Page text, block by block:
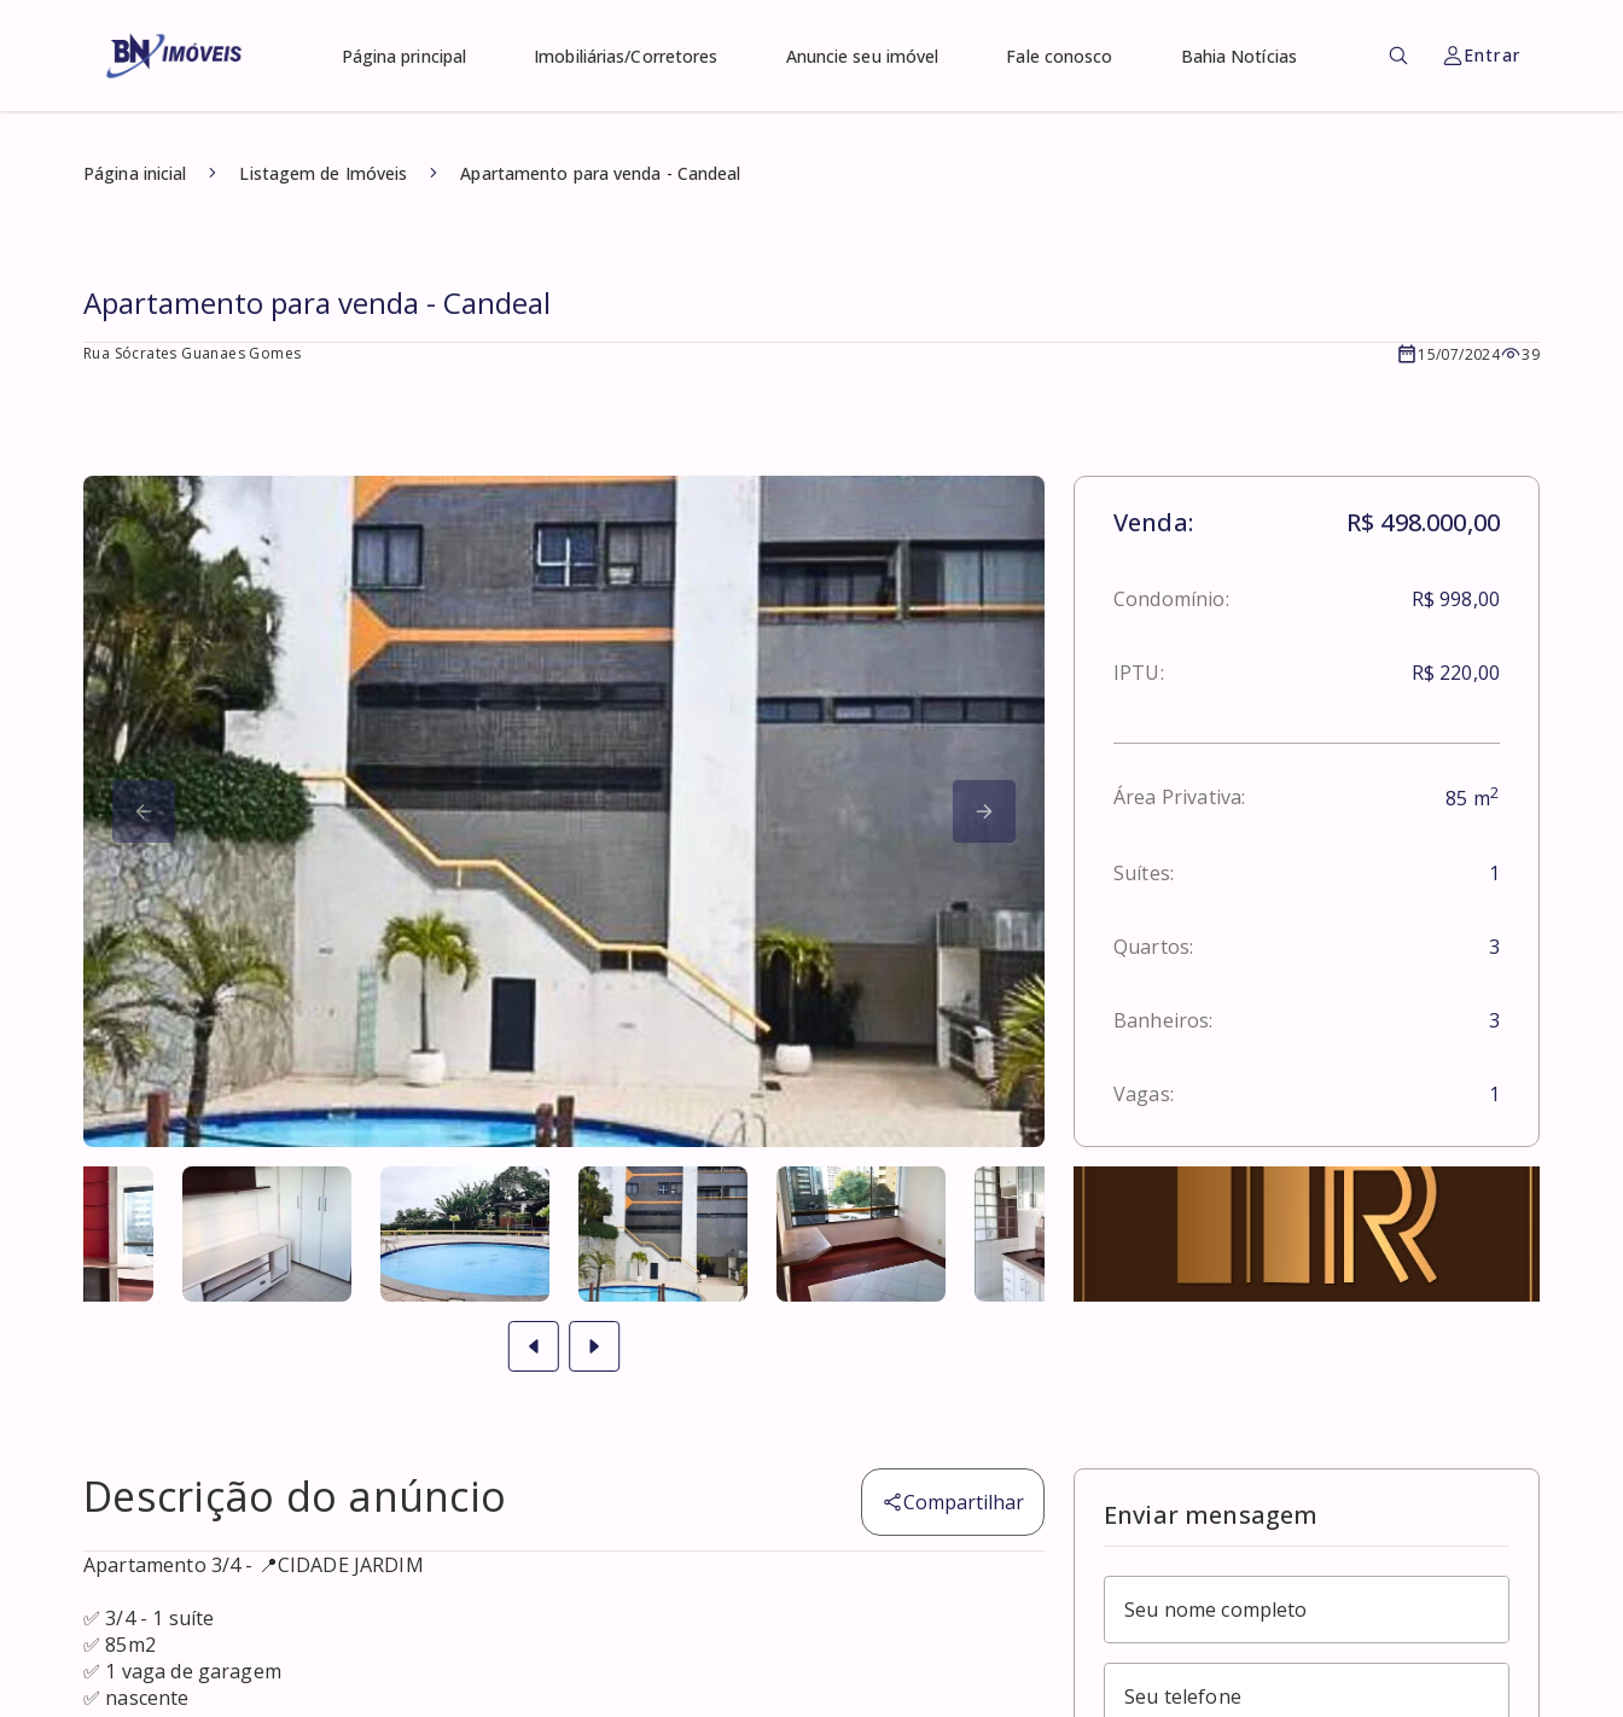
Página principal Imobiliárias/Corretores Anuncie seu imóvel Fale conosco Bahia Notícias Entrar
Página inicial Listagem de Imóveis Apartamento para venda - Candeal
Apartamento para venda - Candeal
Rua Sócrates Guanaes Gomes 15/07/2024 39
Venda: R$ 498.000,00
Condomínio: R$ 998,00
IPTU: R$ 220,00
Área Privativa: 85 m2
Suítes: 1
Quartos: 3
Banheiros: 3
Vagas: 1
Descrição do anúncio Compartilhar
Apartamento 3/4 - 📍CIDADE JARDIM
✅ 3/4 - 1 suíte
✅ 85m2
✅ 1 vaga de garagem
✅ nascente
Enviar mensagem